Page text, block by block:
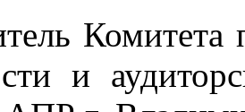
Комитета
и